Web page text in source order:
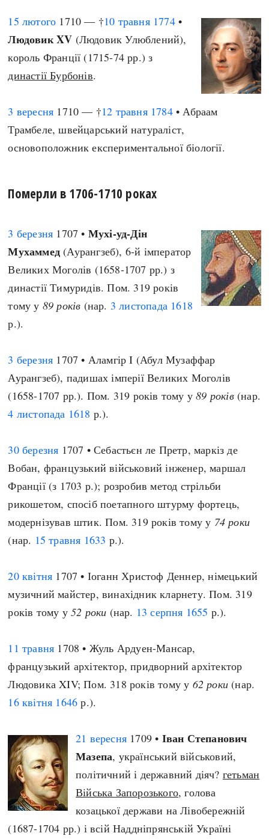
15 лютого 1710 — †10 травня 1774•
Людовик XV (Людовик Улюблений),
король Франції (1715-74 рр.) з
династії Бурбонів.
3 вересня 1710 — †12 травня 1784• Абраам
Трамбеле, швейцарський натураліст,
основоположник експериментальної біології.
Померли в 1706-1710 роках
3 березня 1707 • Мухі-уд-Дін
Мухаммед (Аурангзеб), 6-й імператор
Великих Моголів (1658-1707 рр.) з
династії Тимуридів. Пом. 319 років
тому у 89 років (нар. 3 листопада 1618
р.).
3 березня 1707 • Аламгір I (Абул Музаффар
Аурангзеб), падишах імперії Великих Моголів
(1658-1707 рр.). Пом. 319 років тому у89 років(нар.
4 листопада 1618 р.).
30 березня 1707 • Себастьєн ле Претр, маркіз де
Вобан, французький військовий інженер, маршал
Франції (з 1703 р.); розробив метод стрільби
рикошетом, спосіб поетапного штурму фортець,
модернізував штик. Пом. 319 років тому у 74 роки
(нар. 15 травня 1633 р.).
20 квітня 1707 • Іоганн Христоф Деннер, німецький
музичний майстер, винахідник кларнету. Пом. 319
років тому у52 роки (нар. 13 серпня 1655 р.).
11 травня 1708 • Жуль Ардуен-Мансар,
французький архітектор, придворний архітектор
Людовика XIV; Пом. 318 років тому у 62 роки (нар.
16 квітня 1646 р.).
21 вересня 1709 • Іван Степанович
Мазепа, український військовий,
політичний і державний діяч? гетьман
Війська Запорозького, голова
козацької держави на Лівобережній
(1687-1704 рр.) і всій Наддніпрянській Україні